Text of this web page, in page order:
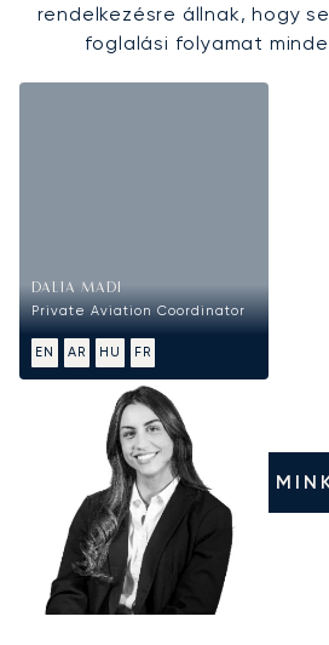
rendelkezésre állnak, hogy
foglalási folyamat
DALIA MADI
Private Aviation Coordinator
EN AR HU FR
HÍVJON